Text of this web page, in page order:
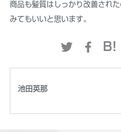
商品も髪質はしっかり改善され
みてもいいと思います。
B!
池田英那